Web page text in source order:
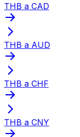
THB a CAD
THB a AUD
THB a CHF
THB a CNY